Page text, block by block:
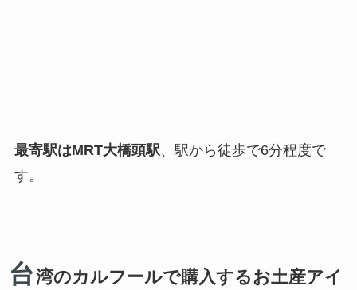
最寄駅はMRT大橋頭駅、駅から徒歩で6分程度で
す。
台湾のカルフールで購入するお土産アイ